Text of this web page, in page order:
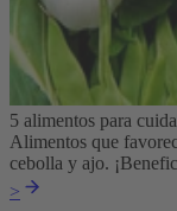
5 alimentos para
Alimentos que
cebolla y ajo.
>